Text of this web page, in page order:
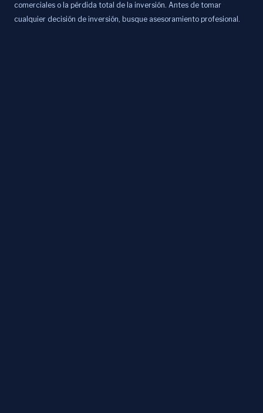
comerciales o la pérdida total de la inversión. Antes de tomar
cualquier decisión de inversión, busque asesoramiento profesional.